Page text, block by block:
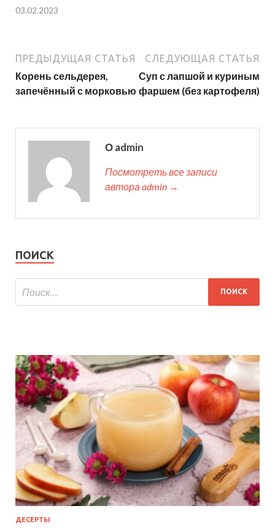
03.02.2023
ПРЕДЫДУЩАЯ СТАТЬЯ
Корень сельдерея,
запечённый с морковью
СЛЕДУЮЩАЯ СТАТЬЯ
Суп с лапшой и куриным
фаршем (без картофеля)
О admin
Посмотреть все записи
автора admin →
ПОИСК
ДЕСЕРТЫ